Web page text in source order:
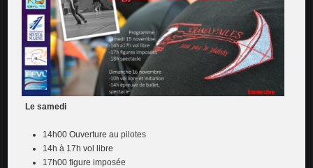
Le samedi
14h00 Ouverture au pilotes
14h à 17h vol libre
17h00 figure imposée